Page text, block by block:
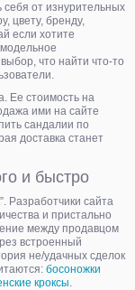
от изнурительных
цвету, бренду,
если хотите
что найти что-то
Ее стоимость на
ими на сайте
сандалии по
доставка станет
и быстро
Разработчики сайта
и пристально
между продавцом
встроенный
не/удачных сделок
босоножки
кроксы.